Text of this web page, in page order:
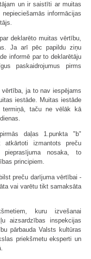
un ir saistīti ar muitas
informācijas
deklarēto muitas vērtību,
Ja arī pēc papildu ziņu
informē par to deklarētāju
paskaidrojumus pirms
ja to nav iespējams
iestāde. Muitas iestāde
termiņā, taču ne vēlāk kā
daļas 1.punkta "b"
atkārtoti izmantots preču
nosaka, to
principiem.
preču darījuma vērtībai -
vai varētu tikt samaksāta
kuru izvešanai
aizsardzības inspekcijas
pārbauda Valsts kultūras
priekšmetu eksperti un